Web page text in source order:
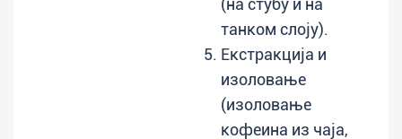
(на стубу и на
танком слоју).
Екстракција и
изоловање
(изоловање
кофеина из чаја,